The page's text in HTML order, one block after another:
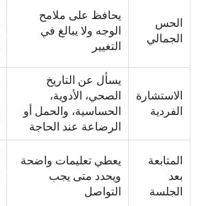
الحس
الجمالي
يحافظ على ملامح
الوجه ولا يبالغ في
التغيير
الاستشارة
الفردية
يسأل عن التاريخ
الصحي، الأدوية،
الحساسية، والحمل أو
الرضاعة عند الحاجة
المتابعة
بعد
الجلسة
يعطي تعليمات واضحة
ويحدد متى يجب
التواصل